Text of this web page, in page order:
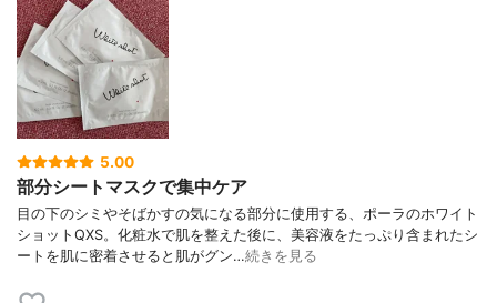
5.00
部分シートマスクで集中ケア
目の下のシミやそばかすの気になる部分に使用する、ポーラのホワイト
ショットQXS。化粧水で肌を整えた後に、美容液をたっぷり含まれたシ
ートを肌に密着させると肌がグン…続きを見る